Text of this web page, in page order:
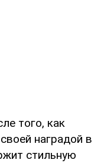
того, как
наградой в
стильную